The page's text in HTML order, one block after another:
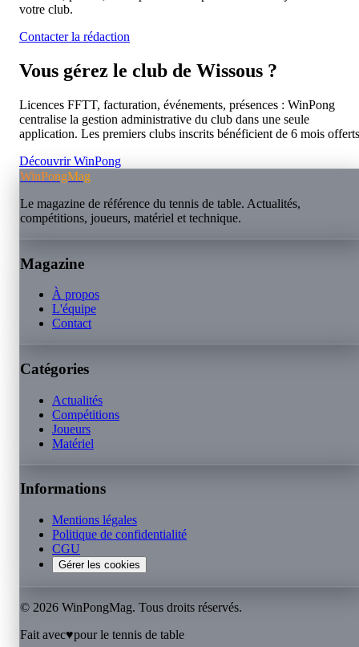
votre club.
Contacter la rédaction
Vous gérez le club de Wissous ?
Licences FFTT, facturation, événements, présences : WinPong
centralise la gestion administrative du club dans une seule
application. Les premiers clubs inscrits bénéficient de 6 mois
Découvrir WinPong
WinPongMag
Le magazine de référence du tennis de table. Actualités,
compétitions, joueurs, matériel et technique.
Magazine
À propos
L'équipe
Contact
Catégories
Actualités
Compétitions
Joueurs
Matériel
Informations
Mentions légales
Politique de confidentialité
CGU
Gérer les cookies
© 2026 WinPongMag. Tous droits réservés.
Fait avec♥pour le tennis de table